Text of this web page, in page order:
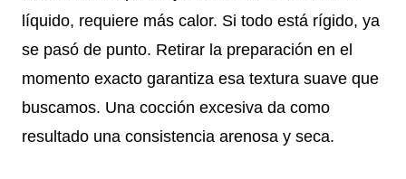
líquido, requiere más calor. Si todo está rígido, ya
se pasó de punto. Retirar la preparación en el
momento exacto garantiza esa textura suave que
buscamos. Una cocción excesiva da como
resultado una consistencia arenosa y seca.